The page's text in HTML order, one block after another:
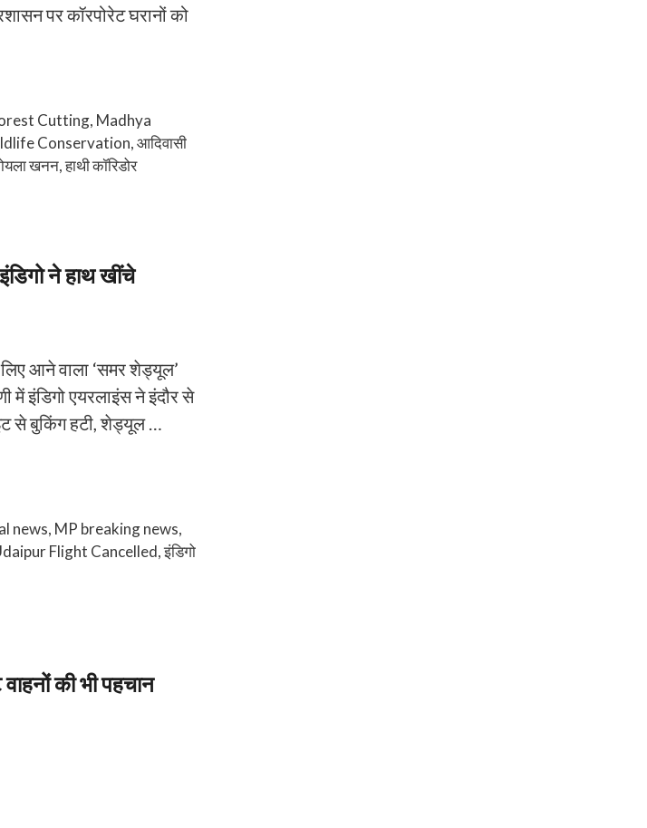
पर कॉरपोरेट घरानों को
Cutting, Madhya
Conservation,आदिवासी
खनन,हाथी कॉरिडोर
ने हाथ खींचे
लिए आने वाला ‘समर शेड्यूल’
इंडिगो एयरलाइंस ने इंदौर से
से बुकिंग हटी, शेड्यूल …
news, MP breaking news,
Flight Cancelled,इंडिगो
की भी पहचान